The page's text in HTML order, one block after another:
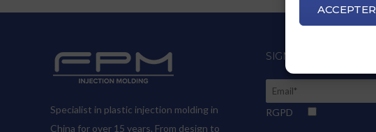
ACCEPTER
Specialist in plastic injection molding in
China for over 15 years. From design to
SIGN UP FOR OUR
RGPD